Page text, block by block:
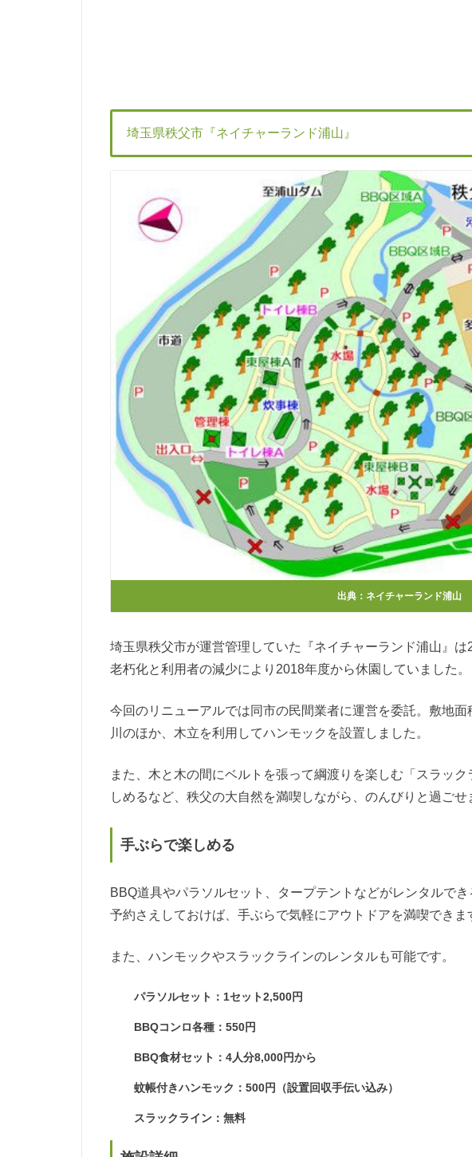
埼玉県秩父市『ネイチャーランド浦山』
出典：ネイチャーランド浦山
埼玉県秩父市が運営管理していた『ネイチャーランド浦山』
老朽化と利用者の減少により2018年度から休園していました。
今回のリニューアルでは同市の民間業者に運営を委託。敷地
川のほか、木立を利用してハンモックを設置しました。
また、木と木の間にベルトを張って綱渡りを楽しむ「スラッ
しめるなど、秩父の大自然を満喫しながら、のんびりと過ごせ
手ぶらで楽しめる
BBQ道具やパラソルセット、タープテントなどがレンタルでき
予約さえしておけば、手ぶらで気軽にアウトドアを満喫できま
また、ハンモックやスラックラインのレンタルも可能です。
パラソルセット：1セット2,500円
BBQコンロ各種：550円
BBQ食材セット：4人分8,000円から
蚊帳付きハンモック：500円（設置回収手伝い込み）
スラックライン：無料